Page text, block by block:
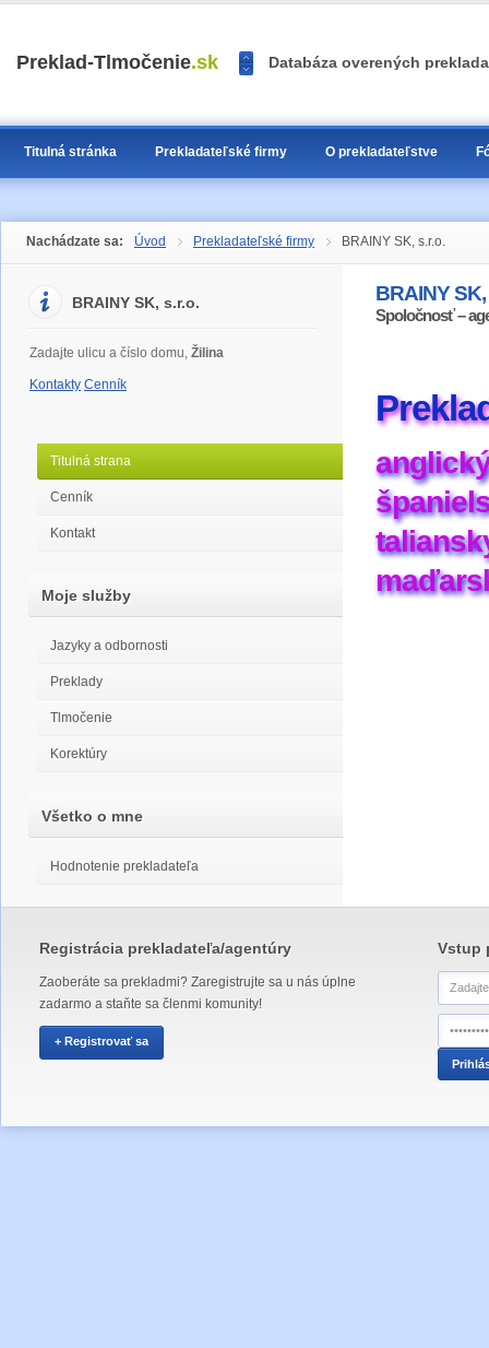
Preklad-Tlmočenie.sk Databáza overených
<<
>>
Titulná stránka Prekladateľské firmy O prekladateľstve
Nachádzate sa: Úvod Prekladateľské firmy BRAINY SK, s.r.o.
BRAINY SK, s.r.o.
Zadajte ulicu a číslo domu, Žilina
Kontakty Cenník
Titulná strana
Cenník
Kontakt
Moje služby
Jazyky a odbornosti
Preklady
Tlmočenie
Korektúry
Všetko o mne
Hodnotenie prekladateľa
BRAINY SK,
Spoločnosť –
Registrácia prekladateľa/agentúry
Zaoberáte sa prekladmi? Zaregistrujte sa u nás úplne
zadarmo a staňte sa členmi komunity!
+ Registrovať sa
Vstup